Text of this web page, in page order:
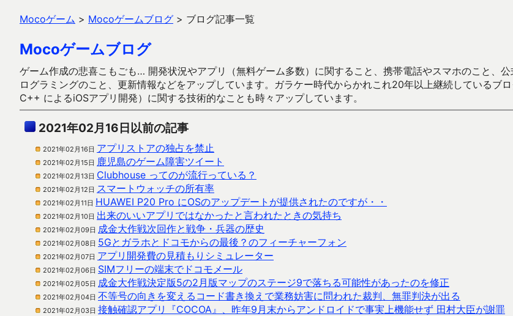
Mocoゲーム > Mocoゲームブログ > ブログ記事一覧
Mocoゲームブログ
ゲーム作成の悲喜こもごも… 開発状況やアプリ（無料ゲーム多数）に関すること、携帯電話やスマホのこと、
ログラミングのこと、更新情報などをアップしています。ガラケー時代からかれこれ20年以上継続している
C++ によるiOSアプリ開発）に関する技術的なことも時々アップしています。
2021年02月16日以前の記事
2021年02月16日 アプリストアの独占を禁止
2021年02月15日 鹿児島のゲーム障害ツイート
2021年02月13日 Clubhouse ってのが流行っている？
2021年02月12日 スマートウォッチの所有率
2021年02月11日 HUAWEI P20 Pro にOSのアップデートが提供されたのですが・・
2021年02月10日 出来のいいアプリではなかったと言われたときの気持ち
2021年02月09日 成金大作戦次回作と戦争・兵器の歴史
2021年02月08日 5Gとガラホとドコモからの最後？のフィーチャーフォン
2021年02月07日 アプリ開発費の見積もりシミュレーター
2021年02月06日 SIMフリーの端末でドコモメール
2021年02月05日 成金大作戦決定版5の2月版マップのステージ9で落ちる可能性があったのを修正
2021年02月04日 不等号の向きを変えるコード書き換えで業務妨害に問われた裁判、無罪判決が出る
2021年02月03日 接触確認アプリ『COCOA』、昨年9月末からアンドロイドで事実上機能せず 田村大臣が謝罪